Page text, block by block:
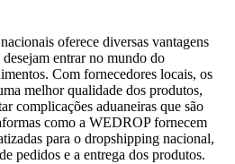
oferece diversas vantagens
entrar no mundo do
Com fornecedores locais, os
melhor qualidade dos produtos,
complicações aduaneiras que são
como a WEDROP fornecem
para o dropshipping nacional,
pedidos e a entrega dos produtos.